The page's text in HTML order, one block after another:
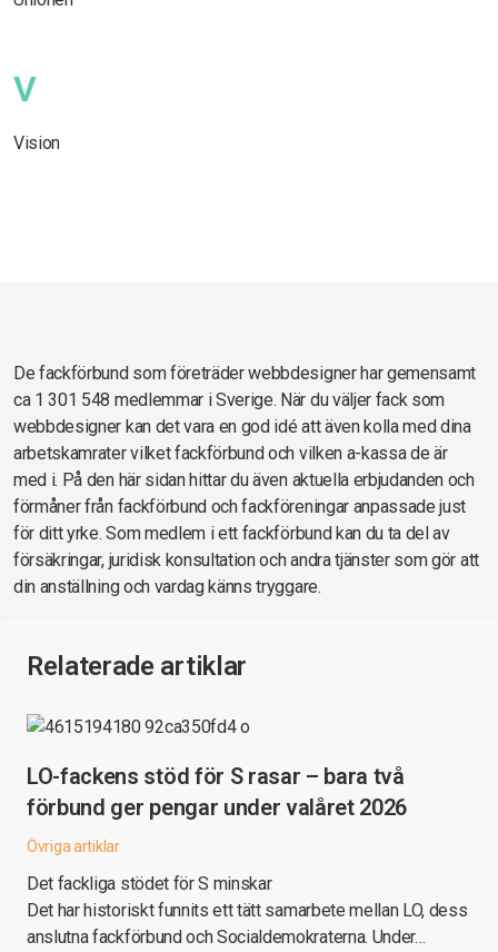
V
Vision
De fackförbund som företräder webbdesigner har gemensamt
ca 1 301 548 medlemmar i Sverige. När du väljer fack som
webbdesigner kan det vara en god idé att även kolla med dina
arbetskamrater vilket fackförbund och vilken a-kassa de är
med i. På den här sidan hittar du även aktuella erbjudanden och
förmåner från fackförbund och fackföreningar anpassade just
för ditt yrke. Som medlem i ett fackförbund kan du ta del av
försäkringar, juridisk konsultation och andra tjänster som gör att
din anställning och vardag känns tryggare.
Relaterade artiklar
LO-fackens stöd för S rasar – bara två
förbund ger pengar under valåret 2026
Övriga artiklar
Det fackliga stödet för S minskar
Det har historiskt funnits ett tätt samarbete mellan LO, dess
anslutna fackförbund och Socialdemokraterna. Under…